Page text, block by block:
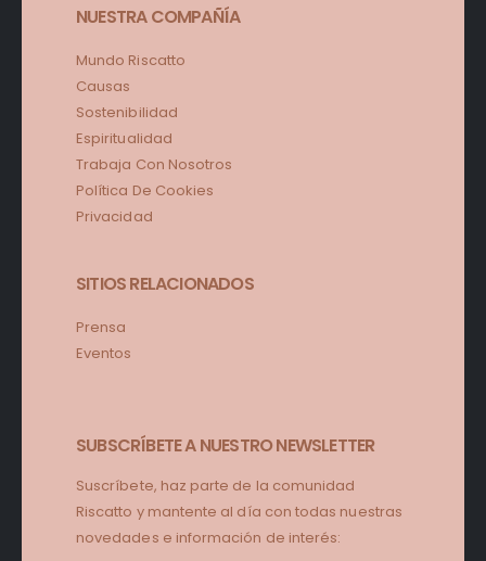
NUESTRA COMPAÑÍA
Mundo Riscatto
Causas
Sostenibilidad
Espiritualidad
Trabaja Con Nosotros
Política De Cookies
Privacidad
SITIOS RELACIONADOS
Prensa
Eventos
SUBSCRÍBETE A NUESTRO NEWSLETTER
Suscríbete, haz parte de la comunidad
Riscatto y mantente al día con todas nuestras
novedades e información de interés: